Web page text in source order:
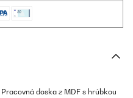
Pracovná doska z MDF s hrúbkou